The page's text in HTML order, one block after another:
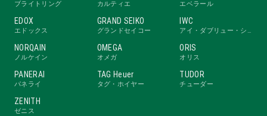
ブライトリング カルティエ エベラール
EDOX
エドックス
GRAND SEIKO
グランドセイコー
IWC
アイ・ダブリュー・シー
NORQAIN
ノルケイン
OMEGA
オメガ
ORIS
オリス
PANERAI
パネライ
TAG Heuer
タグ・ホイヤー
TUDOR
チューダー
ZENITH
ゼニス